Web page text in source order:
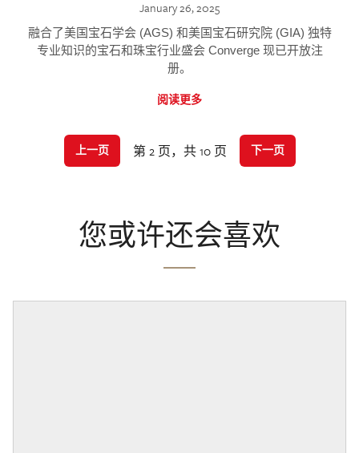
January 26, 2025
融合了美国宝石学会 (AGS) 和美国宝石研究院 (GIA) 独特
专业知识的宝石和珠宝行业盛会 Converge 现已开放注
册。
阅读更多
上一页 第 2 页，共 10 页 下一页
您或许还会喜欢